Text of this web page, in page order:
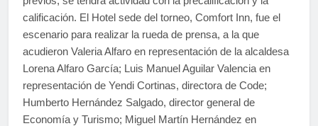
calificación. El Hotel sede del torneo, Comfort Inn, fue el
escenario para realizar la rueda de prensa, a la que
acudieron Valeria Alfaro en representación de la alcaldesa
Lorena Alfaro García; Luis Manuel Aguilar Valencia en
representación de Yendi Cortinas, directora de Code;
Humberto Hernández Salgado, director general de
Economía y Turismo; Miguel Martín Hernández en